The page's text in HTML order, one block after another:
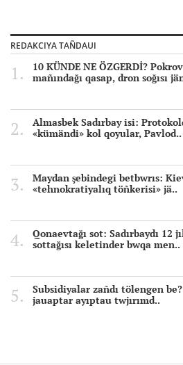
REDAKCIYA TAÑDAUI
10 KÜNDE NE ÖZGERDİ?
mañındağı qasap, dron soğısı
Almasbek Sadırbay isi:
«kümändi» kol qoyular, Pavlod..
Maydan şebindegi betbwrıs:
«tehnokratiyalıq töñkerisi» jä..
Qonaevtağı sot: Sadırbaydı 12
sottağısı keletinder bwqa men..
Subsidiyalar zañdı tölengen be?
jauaptar ayıptau twjırımd..